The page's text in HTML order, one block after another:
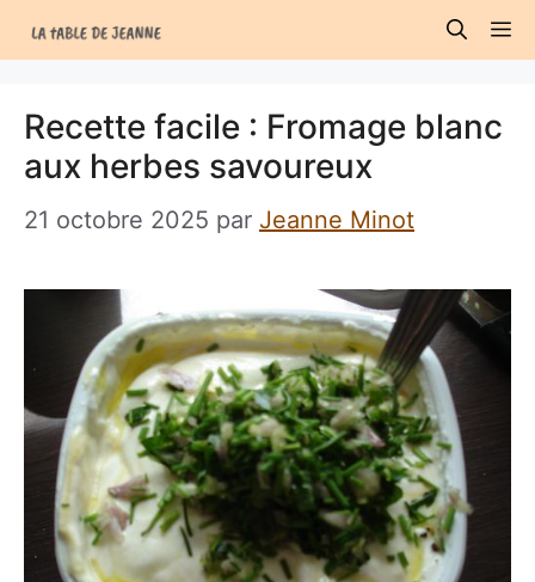
au
Recette facile : Fromage blanc
aux herbes savoureux
21 octobre 2025 par Jeanne Minot